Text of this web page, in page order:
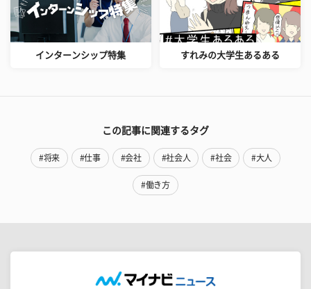
インターンシップ特集 すれみの大学生あるある
この記事に関連するタグ
#将来 #仕事 #会社 #社会人 #社会 #大人
#働き方